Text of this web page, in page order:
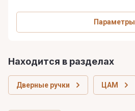
Параметры
Находится в разделах
Дверные ручки ЦАМ